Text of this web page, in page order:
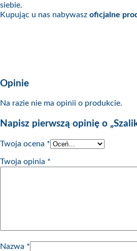
siebie.
Kupując u nas nabywasz oficjalne
Opinie
Na razie nie ma opinii o produkcie.
Napisz pierwszą opinię o
Twoja ocena *
Twoja opinia *
Nazwa *